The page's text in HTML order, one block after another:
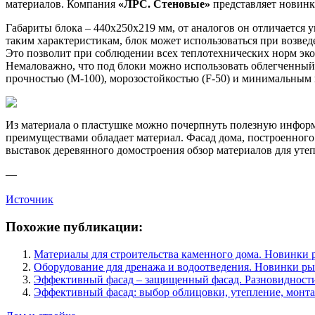
материалов. Компания «ЛРС. Стеновые» представляет
Габариты блока – 440x250x219 мм, от аналогов он отличается
таким характеристикам, блок может использоваться при
Это позволит при соблюдении всех теплотехнических норм
Немаловажно, что под блоки можно использовать облегченный
прочностью (М-100), морозостойкостью (F-50) и минимальным
Из материала о пластушке можно почерпнуть полезную
преимуществами обладает материал. Фасад дома,
выставок деревянного домостроения обзор материалов для
—
Источник
Похожие публикации:
Материалы для строительства каменного дома. Новинки
Оборудование для дренажа и водоотведения. Новинки
Эффективный фасад – защищенный фасад.
Эффективный фасад: выбор облицовки, утепление,